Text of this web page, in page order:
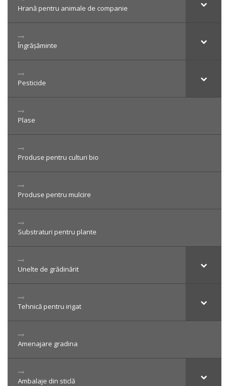
Hrană pentru animale de companie
Îngrășăminte
Pesticide
Plase
Produse pentru culturi bio
Produse pentru mulcire
Substraturi pentru plante
Unelte de grădinărit
Tehnică pentru irigat
Amenajare gradina
Ambalaje din sticlă